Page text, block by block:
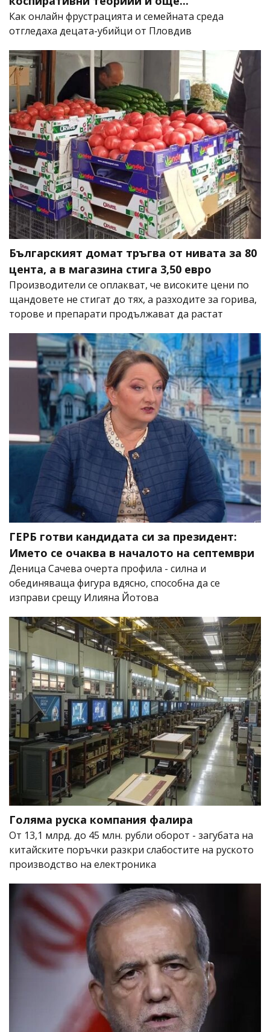
Как онлайн фрустрацията и семейната среда
отгледаха децата-убийци от Пловдив
Българският домат тръгва от нивата за 80
цента, а в магазина стига 3,50 евро
Производители се оплакват, че високите цени по
щандовете не стигат до тях, а разходите за горива,
торове и препарати продължават да растат
ГЕРБ готви кандидата си за президент:
Името се очаква в началото на септември
Деница Сачева очерта профила - силна и
обединяваща фигура вдясно, способна да се
изправи срещу Илияна Йотова
Голяма руска компания фалира
От 13,1 млрд. до 45 млн. рубли оборот - загубата на
китайските поръчки разкри слабостите на руското
производство на електроника